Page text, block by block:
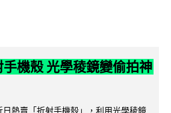
機殼 光學稜鏡變偷拍神
熱賣「折射手機殼」，利用光學稜鏡